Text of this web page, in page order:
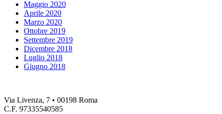
Maggio 2020
Aprile 2020
Marzo 2020
Ottobre 2019
Settembre 2019
Dicembre 2018
Luglio 2018
Giugno 2018
Via Livenza, 7 • 00198 Roma
C.F. 97335540585